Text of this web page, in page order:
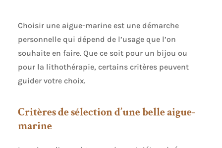
Choisir une aigue-marine est une démarche
personnelle qui dépend de l’usage que l’on
souhaite en faire. Que ce soit pour un bijou ou
pour la lithothérapie, certains critères peuvent
guider votre choix.
Critères de sélection d’une belle aigue-
marine